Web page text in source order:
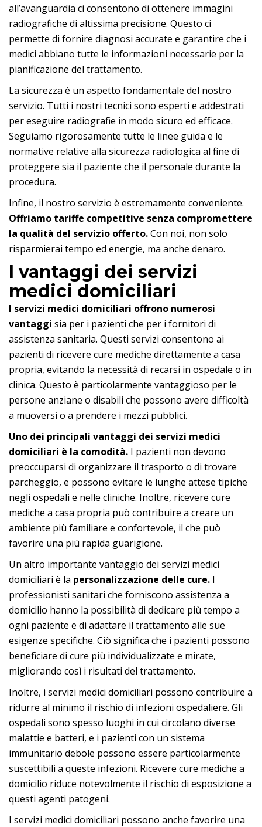
all’avanguardia ci consentono di ottenere immagini
radiografiche di altissima precisione. Questo ci
permette di fornire diagnosi accurate e garantire che i
medici abbiano tutte le informazioni necessarie per la
pianificazione del trattamento.
La sicurezza è un aspetto fondamentale del nostro
servizio. Tutti i nostri tecnici sono esperti e addestrati
per eseguire radiografie in modo sicuro ed efficace.
Seguiamo rigorosamente tutte le linee guida e le
normative relative alla sicurezza radiologica al fine di
proteggere sia il paziente che il personale durante la
procedura.
Infine, il nostro servizio è estremamente conveniente.
Offriamo tariffe competitive senza compromettere
la qualità del servizio offerto.Con noi, non solo
risparmierai tempo ed energie, ma anche denaro.
I vantaggi dei servizi
medici domiciliari
I servizi medici domiciliari offrono numerosi
vantaggi sia per i pazienti che per i fornitori di
assistenza sanitaria. Questi servizi consentono ai
pazienti di ricevere cure mediche direttamente a casa
propria, evitando la necessità di recarsi in ospedale o in
clinica. Questo è particolarmente vantaggioso per le
persone anziane o disabili che possono avere difficoltà
a muoversi o a prendere i mezzi pubblici.
Uno dei principali vantaggi dei servizi medici
domiciliari è la comodità. I pazienti non devono
preoccuparsi di organizzare il trasporto o di trovare
parcheggio, e possono evitare le lunghe attese tipiche
negli ospedali e nelle cliniche. Inoltre, ricevere cure
mediche a casa propria può contribuire a creare un
ambiente più familiare e confortevole, il che può
favorire una più rapida guarigione.
Un altro importante vantaggio dei servizi medici
domiciliari è la personalizzazione delle cure. I
professionisti sanitari che forniscono assistenza a
domicilio hanno la possibilità di dedicare più tempo a
ogni paziente e di adattare il trattamento alle sue
esigenze specifiche. Ciò significa che i pazienti possono
beneficiare di cure più individualizzate e mirate,
migliorando così i risultati del trattamento.
Inoltre, i servizi medici domiciliari possono contribuire a
ridurre al minimo il rischio di infezioni ospedaliere. Gli
ospedali sono spesso luoghi in cui circolano diverse
malattie e batteri, e i pazienti con un sistema
immunitario debole possono essere particolarmente
suscettibili a queste infezioni. Ricevere cure mediche a
domicilio riduce notevolmente il rischio di esposizione a
questi agenti patogeni.
I servizi medici domiciliari possono anche favorire una